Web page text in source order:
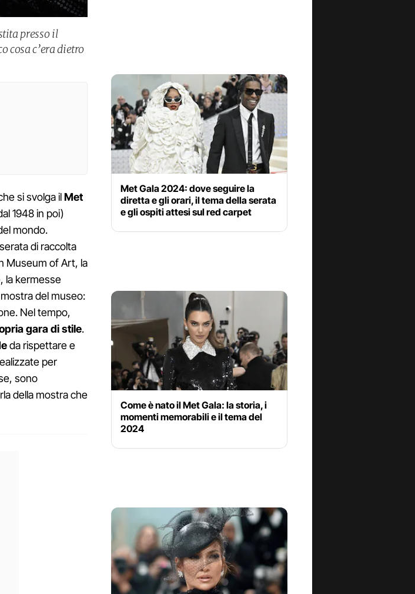
presso il
cosa c’era dietro
si svolga ilMet
1948 in poi)
mondo.
di raccolta
Museum of Art, la
la kermesse
del museo:
Nel tempo,
gara di stile.
da rispettare e
per
sono
della mostra che
Met Gala 2024: dove seguire la
diretta e gli orari, il tema della serata
e gli ospiti attesi sul red carpet
Come è nato il Met Gala: la storia, i
momenti memorabili e il tema del
2024